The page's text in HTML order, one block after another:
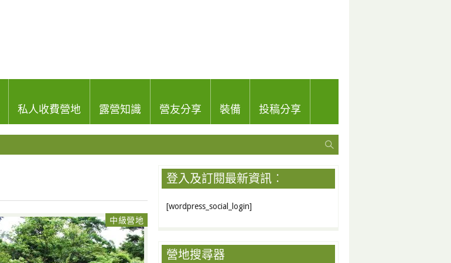
私人收費營地 露營知識 營友分享 裝備 投稿分享
中級營地
登入及訂閱最新資訊︰
[wordpress_social_login]
營地搜尋器